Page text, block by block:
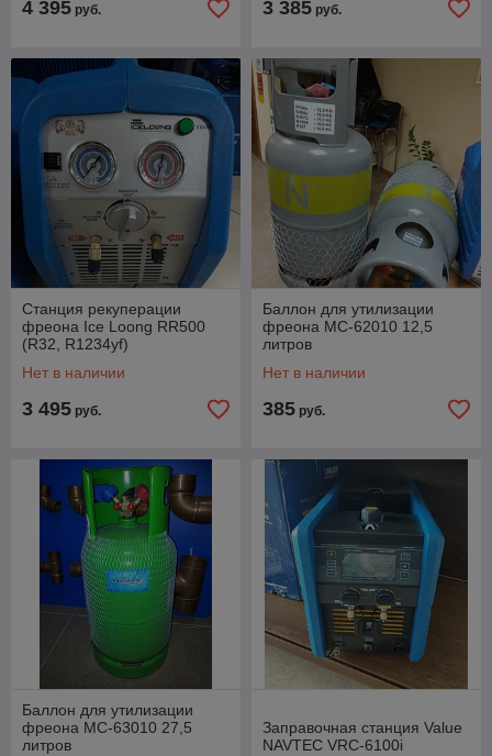
4 395 руб. 3 385 руб.
Станция рекуперации
фреона Ice Loong RR500
(R32, R1234yf)
Нет в наличии
3 495 руб.
Баллон для утилизации
фреона MC-62010 12,5
литров
Нет в наличии
385 руб.
Баллон для утилизации
фреона MC-63010 27,5
литров
Заправочная станция Value
NAVTEC VRC-6100i